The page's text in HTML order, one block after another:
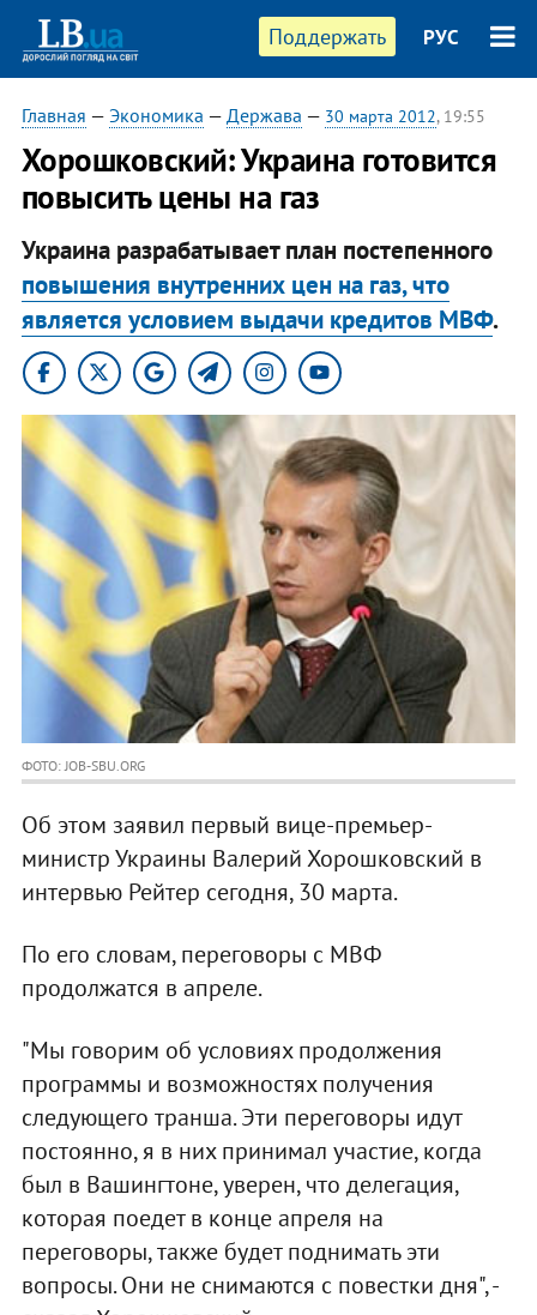
Поддержать РУС
Главная — Экономика — Держава — 30 марта 2012, 19:55
Хорошковский: Украина готовится
повысить цены на газ
Украина разрабатывает план постепенного
повышения внутренних цен на газ, что
является условием выдачи кредитов МВФ.
ФОТО: JOB-SBU.ORG
Об этом заявил первый вице-премьер-
министр Украины Валерий Хорошковский в
интервью Рейтер сегодня, 30 марта.
По его словам, переговоры с МВФ
продолжатся в апреле.
"Мы говорим об условиях продолжения
программы и возможностях получения
следующего транша. Эти переговоры идут
постоянно, я в них принимал участие, когда
был в Вашингтоне, уверен, что делегация,
которая поедет в конце апреля на
переговоры, также будет поднимать эти
вопросы. Они не снимаются с повестки дня", -